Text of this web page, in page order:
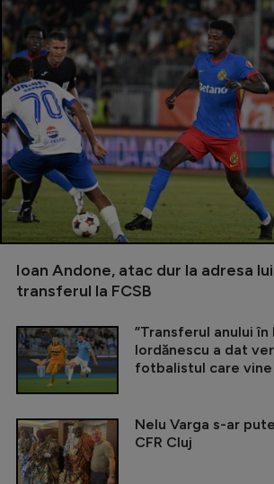
Ioan Andone, atac dur la adresa
transferul la FCSB
”Transferul anului în
Iordănescu a dat
fotbalistul care vine
Nelu Varga s-ar
CFR Cluj